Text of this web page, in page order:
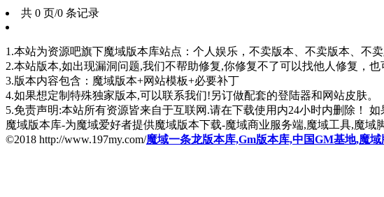
共 0 页/0 条记录
1.本站为资源吧旗下魔域版本库站点：个人娱乐，不卖版本、不卖版本、不卖
2.本站版本,如出现漏洞问题,我们不帮助修复,你修复不了可以找他人修复，
3.版本内容包含：魔域版本+网站模板+必要补丁
4.如果想定制特殊独家版本,可以联系我们!另订做配套的登陆器和网站皮肤。
5.免责声明:本站所有资源皆来自于互联网.请在下载使用内24小时内删除！
魔域版本库-为魔域爱好者提供魔域版本下载-魔域商业服务端,魔域工具,魔
©2018 http://www.197my.com/魔域一条龙版本库,Gm版本库,中国GM基地,魔